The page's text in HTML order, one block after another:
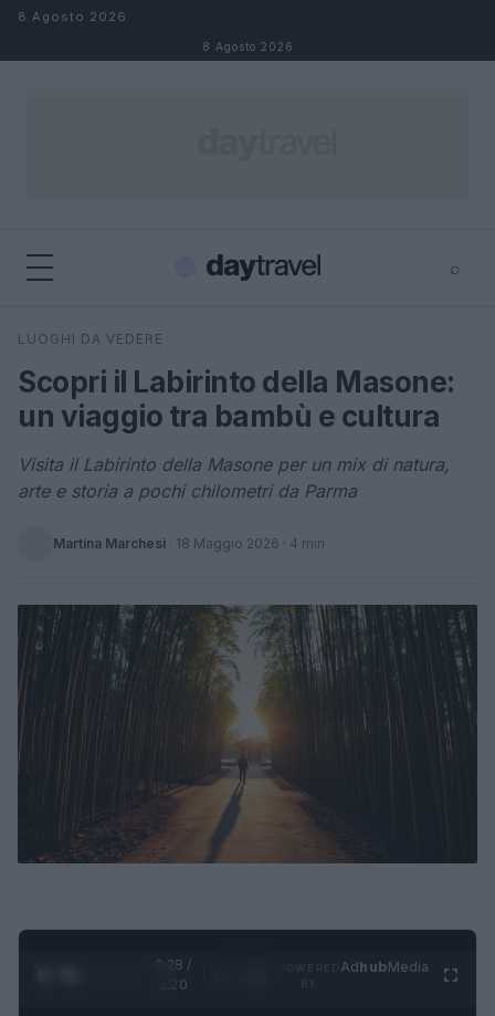
Salta al contenuto
8 Agosto 2026
8 Agosto 2026
⌕
Cerca
LUOGHI DA VEDERE
Scopri il Labirinto della Masone:
un viaggio tra bambù e cultura
Visita il Labirinto della Masone per un mix di natura,
arte e storia a pochi chilometri da Parma
Martina Marchesi · 18 Maggio 2026 · 4 min
0:29 /
1:20
AdhubMedia